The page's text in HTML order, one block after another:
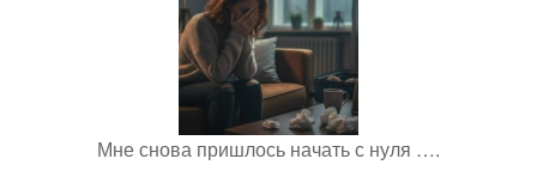
Мне снова пришлось начать с нуля ….